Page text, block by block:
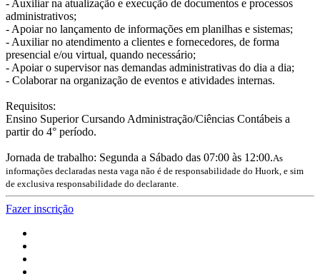
- Auxiliar na atualização e execução de documentos e processos
administrativos;
- Apoiar no lançamento de informações em planilhas e sistemas;
- Auxiliar no atendimento a clientes e fornecedores, de forma
presencial e/ou virtual, quando necessário;
- Apoiar o supervisor nas demandas administrativas do dia a dia;
- Colaborar na organização de eventos e atividades internas.
Requisitos:
Ensino Superior Cursando Administração/Ciências Contábeis a
partir do 4° período.
Jornada de trabalho: Segunda a Sábado das 07:00 às 12:00.As
informações declaradas nesta vaga não é de responsabilidade do Huork, e sim
de exclusiva responsabilidade do declarante.
Fazer inscrição